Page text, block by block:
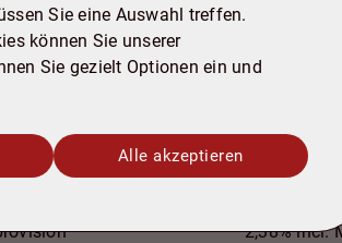
ca.
ist
2,38% incl.
Sie eine Auswahl treffen.
können Sie unserer
Sie gezielt Optionen ein und
Alle akzeptieren